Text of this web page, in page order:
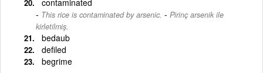
This rice is contaminated by arsenic. - Pirinç arsenik ile
kirletilmiş.
bedaub
defiled
begrime